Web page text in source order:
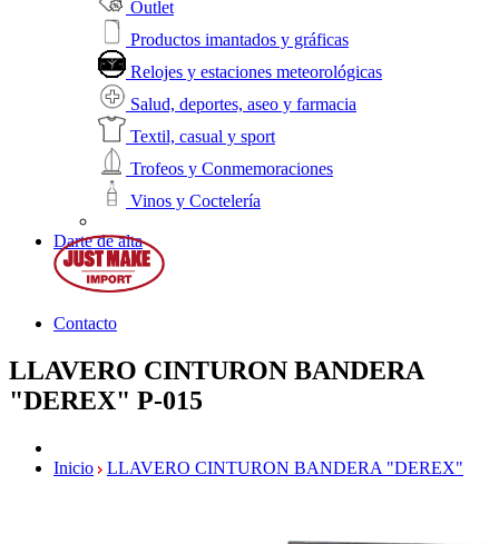
Outlet
Productos imantados y gráficas
Relojes y estaciones meteorológicas
Salud, deportes, aseo y farmacia
Textil, casual y sport
Trofeos y Conmemoraciones
Vinos y Coctelería
Darte de alta
Contacto
LLAVERO CINTURON BANDERA
"DEREX" P-015
Inicio LLAVERO CINTURON BANDERA "DEREX"